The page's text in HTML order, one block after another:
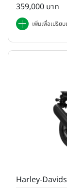
359,000 บาท
เพิ่มเพื่อเปรีย
Harley-